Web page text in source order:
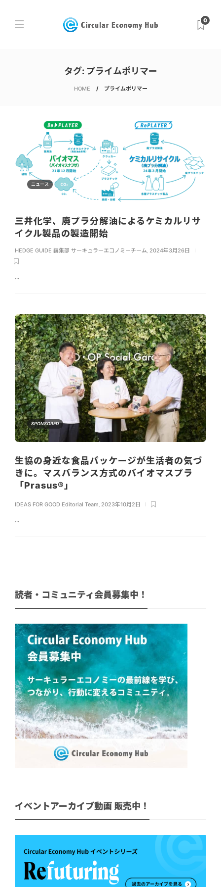
0
タグ: プライムポリマー
HOME プライムポリマー
ニュース
三井化学、廃プラ分解油によるケミカルリサ
イクル製品の製造開始
HEDGE GUIDE 編集部 サーキュラーエコノミーチーム, 2024年3月26日
...
SPONSORED
生協の身近な食品パッケージが生活者の気づ
きに。マスバランス方式のバイオマスプラ
「Prasus®」
IDEAS FOR GOOD Editorial Team, 2023年10月2日
...
読者・コミュニティ会員募集中！
イベントアーカイブ動画 販売中！